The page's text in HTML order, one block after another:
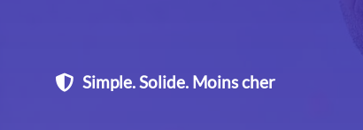
Simple. Solide. Moins cher